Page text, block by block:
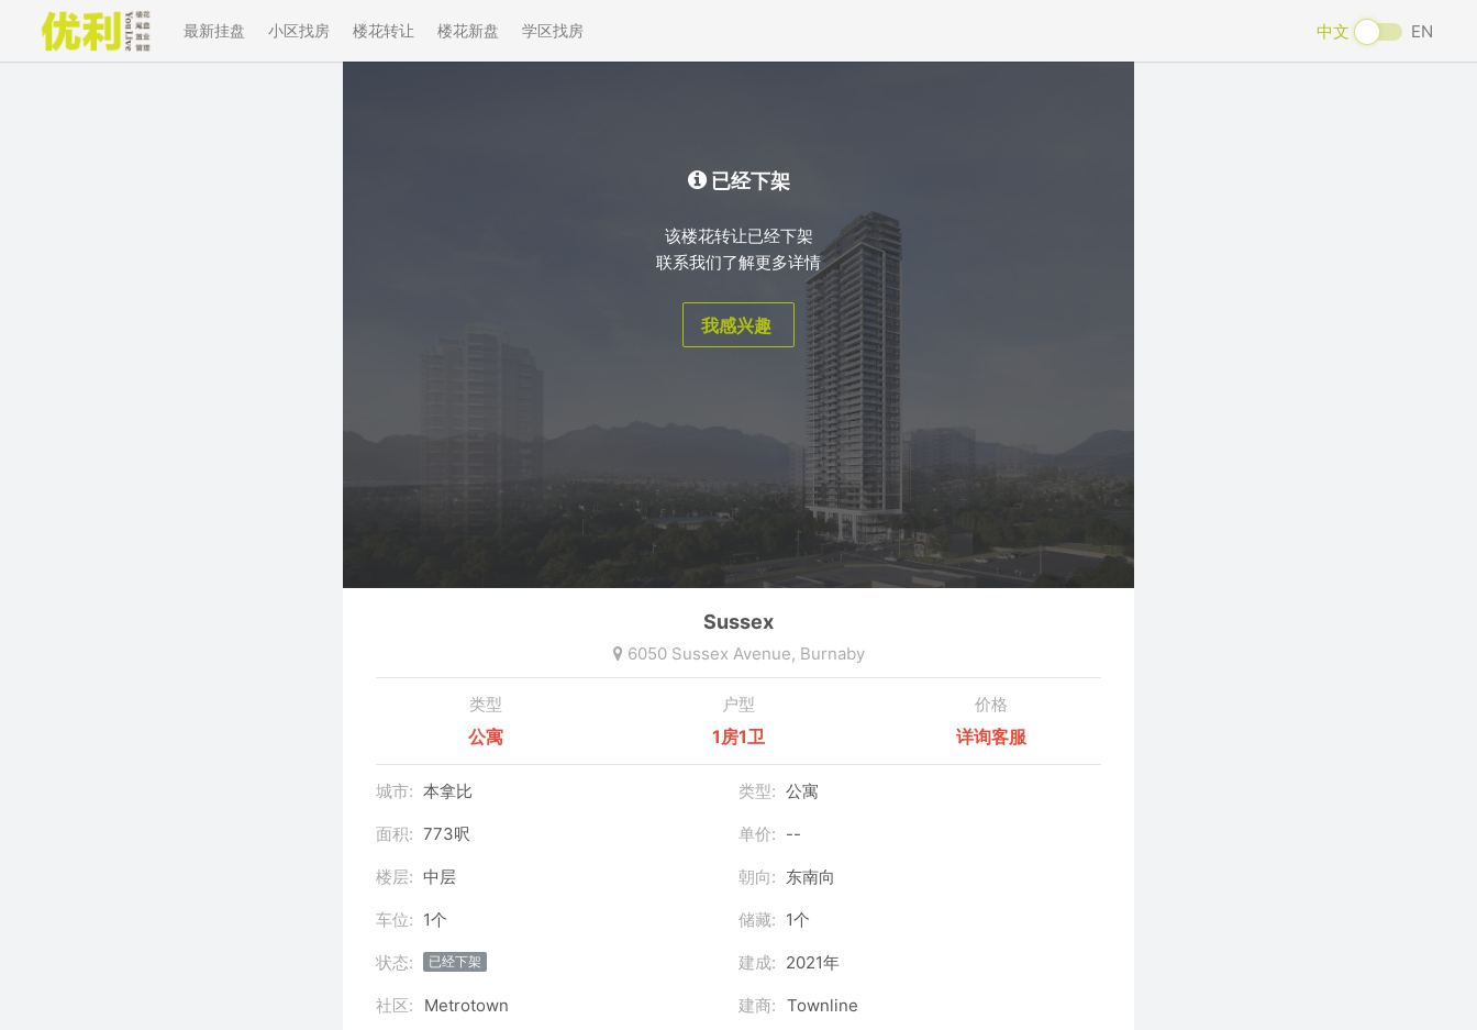
最新挂盘 小区找房 楼花转让 楼花新盘 学区找房 中文 EN
已经下架
该楼花转让已经下架
联系我们了解更多详情
我感兴趣
Sussex
6050 Sussex Avenue, Burnaby
类型
公寓
户型
1房1卫
价格
详询客服
城市: 本拿比 类型: 公寓
面积: 773呎 单价: --
楼层: 中层 朝向: 东南向
车位: 1个 储藏: 1个
状态: 已经下架 建成: 2021年
社区: Metrotown 建商: Townline